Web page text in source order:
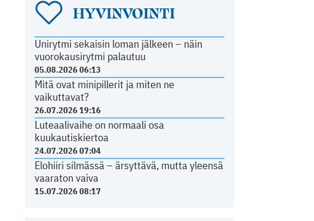
HYVINVOINTI
Unirytmi sekaisin loman jälkeen – näin
vuorokausirytmi palautuu
05.08.2026 06:13
Mitä ovat minipillerit ja miten ne
vaikuttavat?
26.07.2026 19:16
Luteaalivaihe on normaali osa
kuukautiskiertoa
24.07.2026 07:04
Elohiiri silmässä – ärsyttävä, mutta yleensä
vaaraton vaiva
15.07.2026 08:17